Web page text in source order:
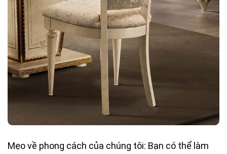
Mẹo về phong cách của chúng tôi: Bạn có thể làm